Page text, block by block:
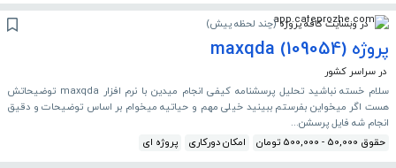
در وبسایت کافه پروژه (چند لحظه پیش)
پروژه maxqda (109054)
در سراسر کشور
سلام خسته نباشید تحلیل پرسشنامه کیفی انجام میدین با نرم افزار maxqda توضیحاتش
هست اگر میخواین بفرستم ببینید خیلی مهم و حیاتیه میخوام بر اساس توضیحات و دقیق
انجام شه فایل پرسشن...
حقوق 50,000 - 500,000 تومان
امکان دورکاری پروژه ای